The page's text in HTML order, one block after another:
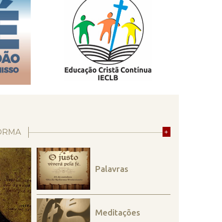
+
Palavras
Meditações